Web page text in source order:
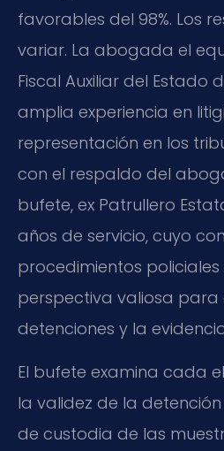
favorables del 98%. Los
variar. La abogada el
Fiscal Auxiliar del Estado
amplia experiencia en
representación en los
con el respaldo del
bufete, ex Patrullero
años de servicio, cuyo
procedimientos
perspectiva valiosa para
detenciones y la
El bufete examina cada
la validez de la
de custodia de las